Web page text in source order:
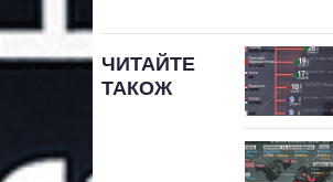
ЧИТАЙТЕ
ТАКОЖ